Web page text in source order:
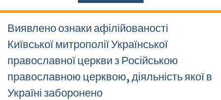
Виявлено ознаки афілійованості
Київської митрополії Української
православної церкви з Російською
православною церквою, діяльність якої в
Україні заборонено